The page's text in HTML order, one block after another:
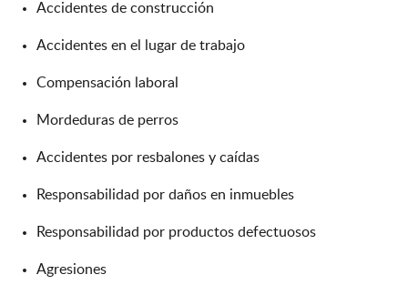
Accidentes de construcción
Accidentes en el lugar de trabajo
Compensación laboral
Mordeduras de perros
Accidentes por resbalones y caídas
Responsabilidad por daños en inmuebles
Responsabilidad por productos defectuosos
Agresiones